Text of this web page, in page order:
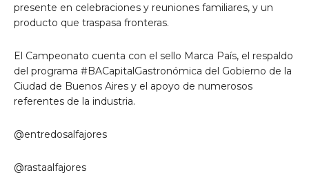
presente en celebraciones y reuniones familiares, y un
producto que traspasa fronteras.
El Campeonato cuenta con el sello Marca País, el respaldo
del programa #BACapitalGastronómica del Gobierno de la
Ciudad de Buenos Aires y el apoyo de numerosos
referentes de la industria.
@entredosalfajores
@rastaalfajores